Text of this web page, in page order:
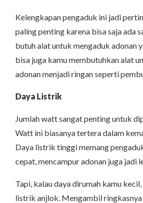
Kelengkapan pengaduk ini jadi
paling penting karena bisa saja ada
butuh alat untuk mengaduk adonan
bisa juga kamu membutuhkan alat
adonan menjadi ringan seperti
Daya Listrik
Jumlah watt sangat penting untuk
Watt ini biasanya tertera dalam
Daya listrik tinggi memang
cepat, mencampur adonan juga jadi
Tapi, kalau daya dirumah kamu
listrik anjlok. Mengambil